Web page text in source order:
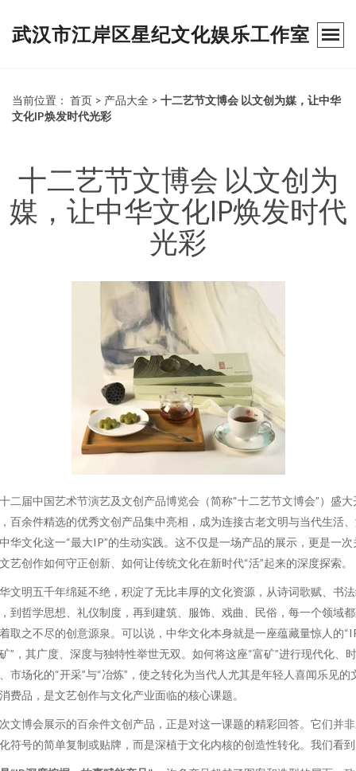
武汉市江岸区星纪文化娱乐工作室
当前位置： 首页 > 产品大全 > 十二艺节文博会 以文创为媒，让中华
文化IP焕发时代光彩
十二艺节文博会 以文创为
媒，让中华文化IP焕发时代
光彩
二届中国艺术节演艺及文创产品博览会（简称“十二艺节文博会”）盛大
百余件精选的优秀文创产品集中亮相，成为连接古老文明与当代生活
华文化这一“最大IP”的生动实践。这不仅是一场产品的展示，更是一次
艺创作如何守正创新、如何让传统文化在新时代“活”起来的深度探索。
文明五千年绵延不绝，积淀了无比丰厚的文化资源，从诗词歌赋、书
到哲学思想、礼仪制度，再到建筑、服饰、戏曲、民俗，每一个领域
取之不尽的创意源泉。可以说，中华文化本身就是一座蕴藏量惊人的
”，其广度、深度与独特性举世无双。如何将这座“富矿”进行现代化、
市场化的“开采”与“冶炼”，使之转化为当代人尤其是年轻人喜闻乐见的
费品，是文艺创作与文化产业面临的核心课题。
文博会展示的百余件文创产品，正是对这一课题的精彩回答。它们并
符号的简单复制或贴牌，而是深植于文化内核的创造性转化。我们看